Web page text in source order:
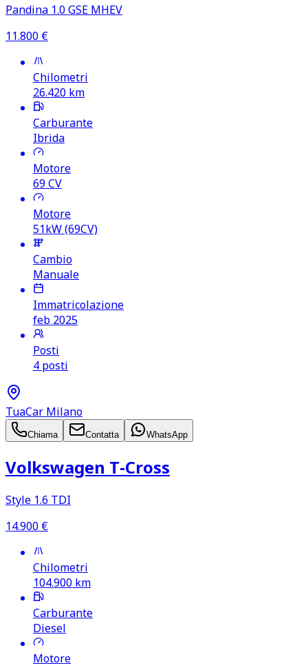
Pandina 1.0 GSE MHEV
11.800 €
Chilometri
26.420 km
Carburante
Ibrida
Motore
69CV
Motore
51kW (69CV)
Cambio
Manuale
Immatricolazione
feb 2025
Posti
4 posti
TuaCar Milano
Chiama Contatta WhatsApp
Volkswagen T‑Cross
Style 1.6 TDI
14.900 €
Chilometri
104.900 km
Carburante
Diesel
Motore